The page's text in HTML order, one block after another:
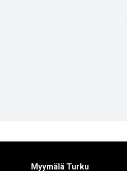
Myymälä Turku